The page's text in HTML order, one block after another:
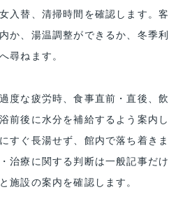
入替、清掃時間を確認します。客
か、湯温調整ができるか、冬季利
尋ねます。
度な疲労時、食事直前・直後、飲
前後に水分を補給するよう案内し
すぐ長湯せず、館内で落ち着きま
治療に関する判断は一般記事だけ
施設の案内を確認します。